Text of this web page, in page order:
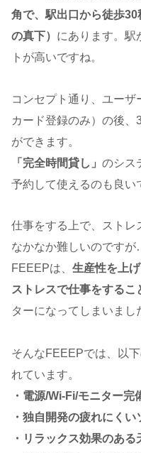
角で、駅出口から徒歩
の真下） にあります。駅
トが高いですね。
コンセプト通り、ユーザ
カード登録のみ）の後、
ができます。
「完全時間貸し」 のシス
予約して使えるのも良い
仕事をする上で、ストレ
なかなか難しいのです
FEEEPは、 生産性を上
ストレスで仕事をするこ
ターになってしまいまし
そんなFEEEPでは、以
れています。
・電源/Wi-Fi/モニター完
・独自開発の疲れにくい
・リラックス効果のある